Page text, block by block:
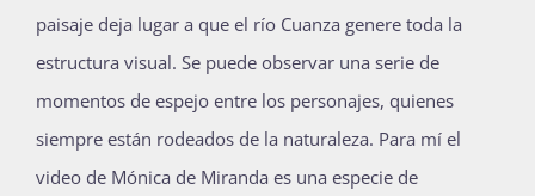
paisaje deja lugar a que el río Cuanza genere toda la
estructura visual. Se puede observar una serie de
momentos de espejo entre los personajes, quienes
siempre están rodeados de la naturaleza. Para mí el
video de Mónica de Miranda es una especie de